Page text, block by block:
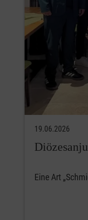
19.06.2026
Eine Art